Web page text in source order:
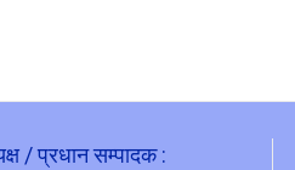
/ प्रधान सम्पादक :